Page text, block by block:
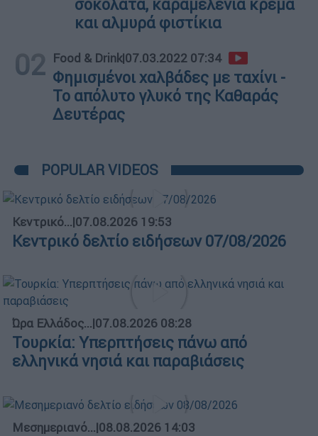
σοκολάτα, καραμελένια κρέμα
και αλμυρά φιστίκια
02 Food & Drink|07.03.2022 07:34
Φημισμένοι χαλβάδες με ταχίνι -
Το απόλυτο γλυκό της Καθαράς
Δευτέρας
POPULAR VIDEOS
Κεντρικό...|07.08.2026 19:53
Κεντρικό δελτίο ειδήσεων 07/08/2026
Ώρα Ελλάδος...|07.08.2026 08:28
Τουρκία: Υπερπτήσεις πάνω από
ελληνικά νησιά και παραβιάσεις
Μεσημεριανό...|08.08.2026 14:03